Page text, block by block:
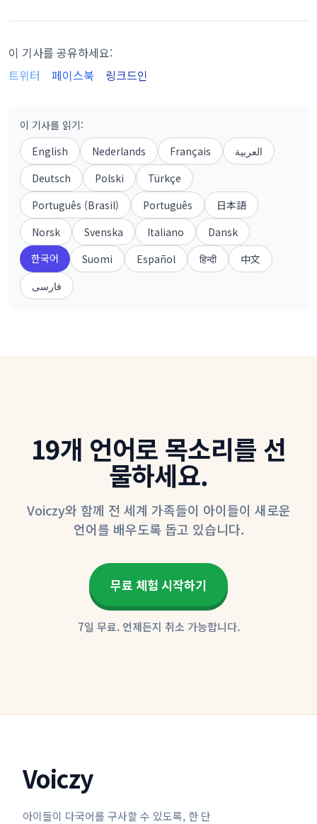
이 기사를 공유하세요:
트위터
페이스북 링크드인
이 기사를 읽기:
English
Nederlands Français
العربية
Deutsch
Polski
Türkçe
Português (Brasil)
Português
日本語
Norsk
Svenska Italiano
Dansk
한국어
Suomi Español हिन्दी
中文
فارسی
19개 언어로 목소리를 선
물하세요.
Voiczy와 함께 전 세계 가족들이 아이들이 새로운
언어를 배우도록 돕고 있습니다.
무료 체험 시작하기
7일 무료. 언제든지 취소 가능합니다.
Voiczy
아이들이 다국어를 구사할 수 있도록, 한 단